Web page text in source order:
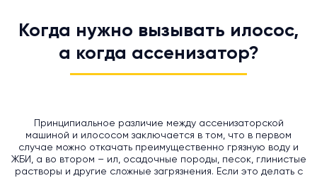
Когда нужно вызывать илосос,
а когда ассенизатор?
Принципиальное различие между ассенизаторской
машиной и илососом заключается в том, что в первом
случае можно откачать преимущественно грязную воду и
ЖБИ, а во втором – ил, осадочные породы, песок, глинистые
растворы и другие сложные загрязнения. Если это делать с